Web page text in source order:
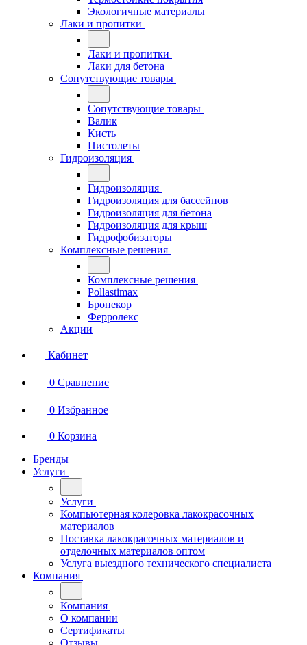
Экологичные материалы
Лаки и пропитки
Лаки и пропитки
Лаки для бетона
Сопутствующие товары
Сопутствующие товары
Валик
Кисть
Пистолеты
Гидроизоляция
Гидроизоляция
Гидроизоляция для бассейнов
Гидроизоляция для бетона
Гидроизоляция для крыш
Гидрофобизаторы
Комплексные решения
Комплексные решения
Pollastimax
Бронекор
Ферролекс
Акции
Кабинет
0 Сравнение
0 Избранное
0 Корзина
Бренды
Услуги
Услуги
Компьютерная колеровка лакокрасочных
материалов
Поставка лакокрасочных материалов и
отделочных материалов оптом
Услуга выездного технического специалиста
Компания
Компания
О компании
Сертификаты
Отзывы